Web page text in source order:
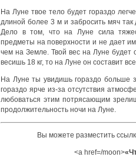
На Луне твое тело будет гораздо
длиной более 3 м и забросить мяч так
Дело в том, что на Луне сила
предметы на повер­хности и не дает
чем на Зем­ле. Твой вес на Луне будет
ве­сишь 18 кг, то на Луне он составит
На Луне ты увидишь гораздо больше
гораздо ярче из-за отсутствия
любоваться этим потрясающим
продолжительность ночи на Луне.
Вы можете разместить
<a href=/moon>«